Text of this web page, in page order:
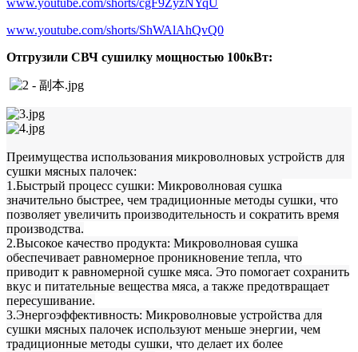
www.youtube.com/shorts/ShWAlAhQvQ0
Отгрузили СВЧ сушилку мощностью 100кВт:
Преимущества использования микроволновых устройств для
сушки мясных палочек:
1.Быстрый процесс сушки: Микроволновая сушка
значительно быстрее, чем традиционные методы сушки, что
позволяет увеличить производительность и сократить время
производства.
2.Высокое качество продукта: Микроволновая сушка
обеспечивает равномерное проникновение тепла, что
приводит к равномерной сушке мяса. Это помогает сохранить
вкус и питательные вещества мяса, а также предотвращает
пересушивание.
3.Энергоэффективность: Микроволновые устройства для
сушки мясных палочек используют меньше энергии, чем
традиционные методы сушки, что делает их более